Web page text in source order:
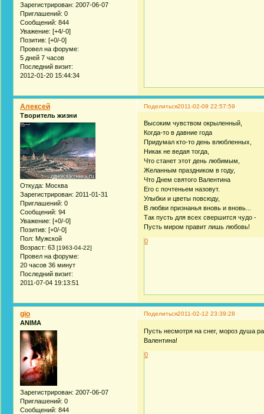
Зарегистрирован: 2007-06-07
Приглашений: 0
Сообщений: 844
Уважение: [+4/-0]
Позитив: [+0/-0]
Провел на форуме:
5 дней 7 часов
Последний визит:
2012-01-20 15:44:34
Поделиться2011-02-09 22:57:59
Алексей
Творитель жизни
Откуда: Москва
Зарегистрирован: 2011-01-31
Приглашений: 0
Сообщений: 94
Уважение: [+0/-0]
Позитив: [+0/-0]
Пол: Мужской
Возраст: 63 [1963-04-22]
Провел на форуме:
20 часов 36 минут
Последний визит:
2011-07-04 19:13:51
Высоким чувством окрыленный,
Когда-то в давние года
Придумал кто-то день влюбленных,
Никак не ведая тогда,
Что станет этот день любимым,
Желанным праздником в году,
Что Днем святого Валентина
Его с почтеньем назовут.
Улыбки и цветы повсюду,
В любви признанья вновь и вновь...
Так пусть для всех свершится чудо -
Пусть миром правит лишь любовь!
0
Поделиться2011-02-12 23:39:28
gio
ANIMA
Зарегистрирован: 2007-06-07
Приглашений: 0
Сообщений: 844
Пусть несмотря на снег, мороз душа
Валентина!
0